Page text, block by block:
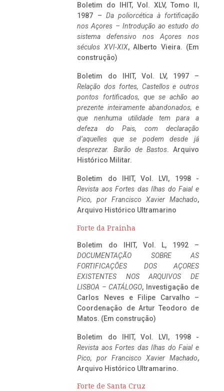
Boletim do IHIT, Vol. XLV, Tomo II,
1987 – Da poliorcética à fortificação
nos Açores – Introdução ao estudo do
sistema defensivo nos Açores nos
séculos XVI-XIX, Alberto Vieira. (Em
construção)
Boletim do IHIT, Vol. LV, 1997 –
Relação dos fortes, Castellos e outros
pontos fortificados, que se achão ao
prezente inteiramente abandonados, e
que nenhuma utilidade tem para a
defeza do Pais, com declaração
d’aquelles que se podem desde já
desprezar. Barão de Bastos. Arquivo
Histórico Militar.
Boletim do IHIT, Vol. LVI, 1998 -
Revista aos Fortes das Ilhas do Faial e
Pico, por Francisco Xavier Machado,
Arquivo Histórico Ultramarino
Forte da Prainha
Boletim do IHIT, Vol. L, 1992 –
DOCUMENTAÇÃO SOBRE AS
FORTIFICAÇÕES DOS AÇORES
EXISTENTES NOS ARQUIVOS DE
LISBOA – CATÁLOGO, Investigação de
Carlos Neves e Filipe Carvalho –
Coordenação de Artur Teodoro de
Matos. (Em construção)
Boletim do IHIT, Vol. LVI, 1998 -
Revista aos Fortes das Ilhas do Faial e
Pico, por Francisco Xavier Machado,
Arquivo Histórico Ultramarino.
Forte de Santa Cruz